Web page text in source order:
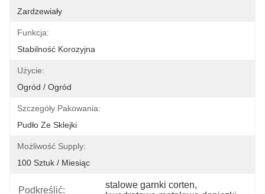
Zardzewiały
Funkcja:
Stabilność Korozyjna
Użycie:
Ogród / Ogród
Szczegóły Pakowania:
Pudło Ze Sklejki
Możliwość Supply:
100 Sztuk / Miesiąc
Podkreślić:
stalowe garnki corten,